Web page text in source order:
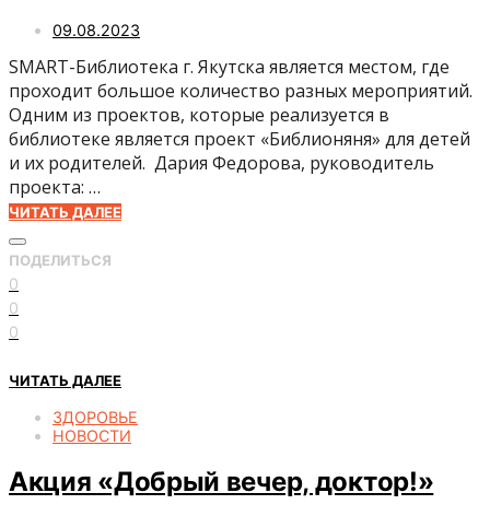
09.08.2023
SMART-Библиотека г. Якутска является местом, где
проходит большое количество разных мероприятий.
Одним из проектов, которые реализуется в
библиотеке является проект «Библионяня» для детей
и их родителей. Дария Федорова, руководитель
проекта: …
ЧИТАТЬ ДАЛЕЕ
ПОДЕЛИТЬСЯ
0
0
0
ЧИТАТЬ ДАЛЕЕ
ЗДОРОВЬЕ
НОВОСТИ
Акция «Добрый вечер, доктор!»